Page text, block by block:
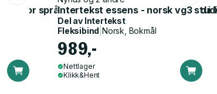
for språklege minoritetar med kort butid i
Intertekst essens - norsk vg3
Del av Intertekst
Fleksibind |Norsk, Bokmål
989,-
Nettlager
Klikk&Hent